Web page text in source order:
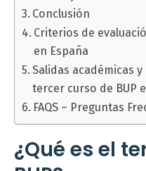
Conclusión
Criterios de
en España
Salidas académicas
tercer curso de BUP
FAQS – Preguntas
¿Qué es el